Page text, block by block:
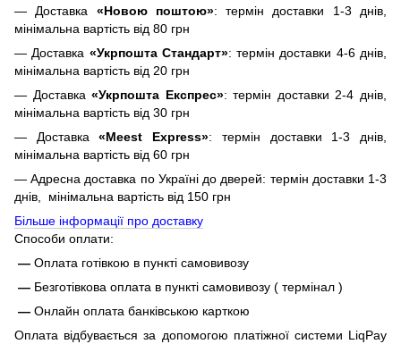
— Доставка «Новою поштою»: термін доставки 1-3 днів,
мінімальна вартість від 80 грн
— Доставка «Укрпошта Стандарт»: термін доставки 4-6 днів,
мінімальна вартість від 20 грн
— Доставка«Укрпошта Експрес»: термін доставки 2-4 днів,
мінімальна вартість від 30 грн
— Доставка«Meest Express»: термін доставки 1-3 днів,
мінімальна вартість від 60 грн
— Адресна доставка по Україні до дверей: термін доставки 1-3
днів, мінімальна вартість від 150 грн
Більше інформації про доставку
Способи оплати:
— Оплата готівкою в пункті самовивозу
— Безготівкова оплата в пункті самовивозу ( термінал )
— Онлайн оплата банківською карткою
Оплата відбувається за допомогою платіжної системи LiqPay